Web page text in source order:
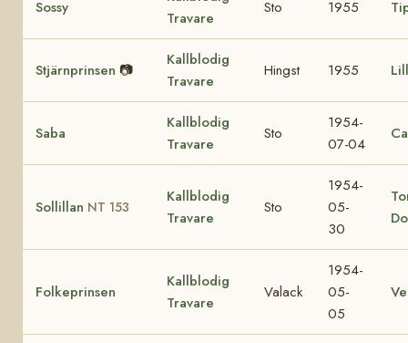
Sossy
Travare
Sto 1955
Stjärnprinsen 📷
Kallblodig
Travare
Hingst 1955
Saba
Kallblodig
Travare
Sto
1954-
07-04
Sollillan NT 153
Kallblodig
Travare
Sto
1954-
05-
30
Folkeprinsen
Kallblodig
Travare
Valack
1954-
05-
05